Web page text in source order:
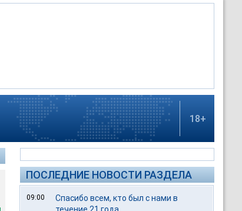
18+
ПОСЛЕДНИЕ НОВОСТИ РАЗДЕЛА
09:00
Спасибо всем, кто был с нами в